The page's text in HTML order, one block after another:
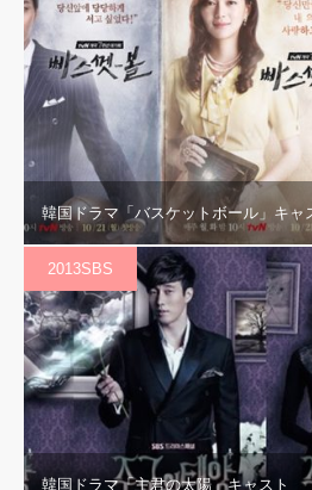
韓国ドラマ「バスケットボール」キャ
2013SBS
韓国ドラマ「主君の太陽」キャスト